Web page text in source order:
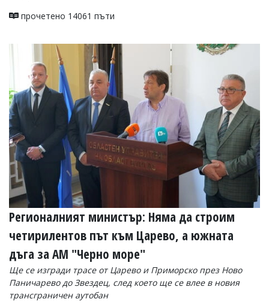
редактор:
office@flagman.bg
Коментарите
под
статиите
се
въвеждат
от
читателите
редакцията
не
носи
отговорност
за
тях!
Ако
откриете
обиден
за
вас
коментар,
моля
прочетено 14061 пъти
Регионалният министър: Няма да строим
четирилентов път към Царево, а южната
дъга за АМ "Черно море"
Ще се изгради трасе от Царево и Приморско през Ново
Паничарево до Звездец, след което ще се влее в новия
трансграничен аутобан